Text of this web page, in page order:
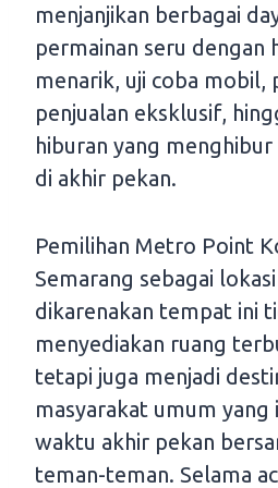
menjanjikan berbagai
permainan seru dengan
menarik, uji coba mobil,
penjualan eksklusif,
hiburan yang
di akhir pekan.
Pemilihan Metro Point
Semarang sebagai lokasi
dikarenakan tempat ini
menyediakan ruang
tetapi juga menjadi
masyarakat umum
waktu akhir pekan
teman-teman. Selama